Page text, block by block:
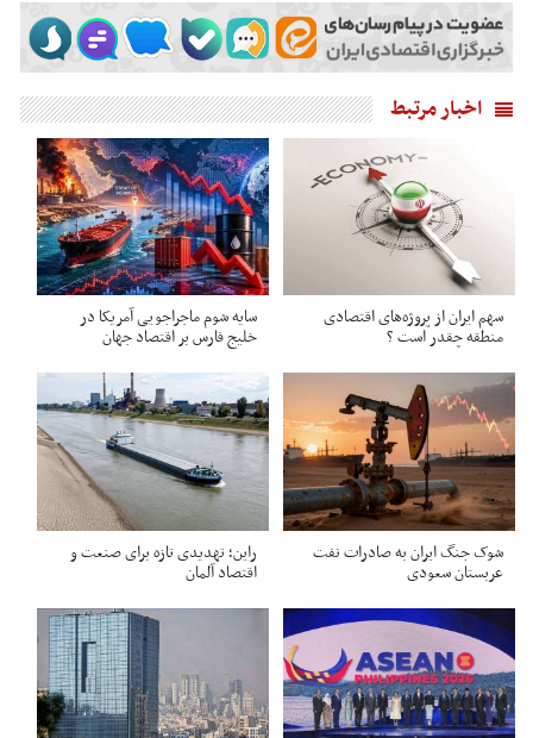
اخبار مرتبط
سهم ایران از پروژه‌های اقتصادی
منطقه چقدر است ؟
سایه شوم ماجراجویی آمریکا در
خلیج فارس بر اقتصاد جهان
شوک جنگ ایران به صادرات نفت
عربستان سعودی
راین؛ تهدیدی تازه برای صنعت و
اقتصاد آلمان